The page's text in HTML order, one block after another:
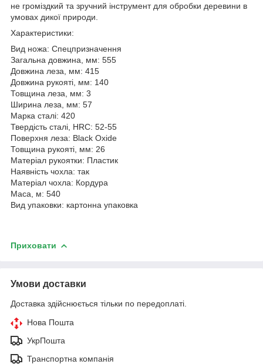
не громіздкий та зручний інструмент для обробки деревини в
умовах дикої природи.
Характеристики:
Вид ножа: Спецпризначення
Загальна довжина, мм: 555
Довжина леза, мм: 415
Довжина рукояті, мм: 140
Товщина леза, мм: 3
Ширина леза, мм: 57
Марка сталі: 420
Твердість сталі, HRC: 52-55
Поверхня леза: Black Oxide
Товщина рукояті, мм: 26
Матеріал рукоятки: Пластик
Наявність чохла: так
Матеріал чохла: Кордура
Маса, м: 540
Вид упаковки: картонна упаковка
Приховати
Умови доставки
Доставка здійснюється тільки по передоплаті.
Нова Пошта
УкрПошта
Транспортна компанія